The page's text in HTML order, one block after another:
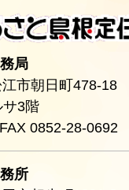
局
市朝日町478-18
3階
0852-28-0692
所